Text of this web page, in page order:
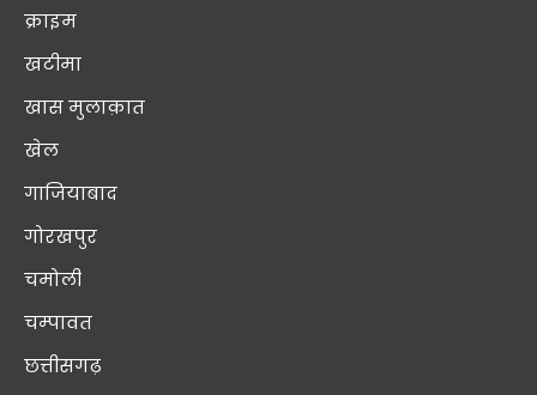
क्राइम
खटीमा
खास मुलाक़ात
खेल
गाजियाबाद
गोरखपुर
चमोली
चम्पावत
छत्तीसगढ़